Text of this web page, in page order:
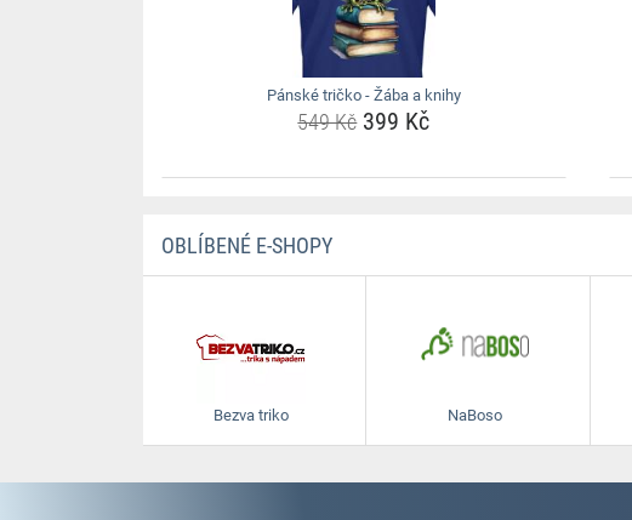
Pánské tričko - Žába a knihy
549 Kč399 Kč
OBLÍBENÉ E-SHOPY
Bezva triko NaBoso